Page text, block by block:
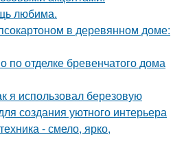
любима.
в деревянном доме:
по отделке бревенчатого дома
я использовал березовую
создания уютного интерьера
- смело, ярко,